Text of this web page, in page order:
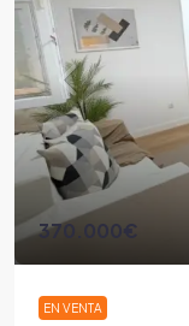
370.000€
EN VENTA